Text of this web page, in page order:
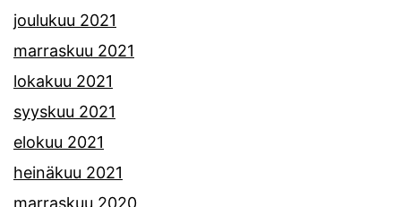
joulukuu 2021
marraskuu 2021
lokakuu 2021
syyskuu 2021
elokuu 2021
heinäkuu 2021
marraskuu 2020